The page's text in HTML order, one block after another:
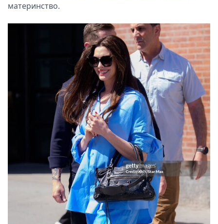
материнство.